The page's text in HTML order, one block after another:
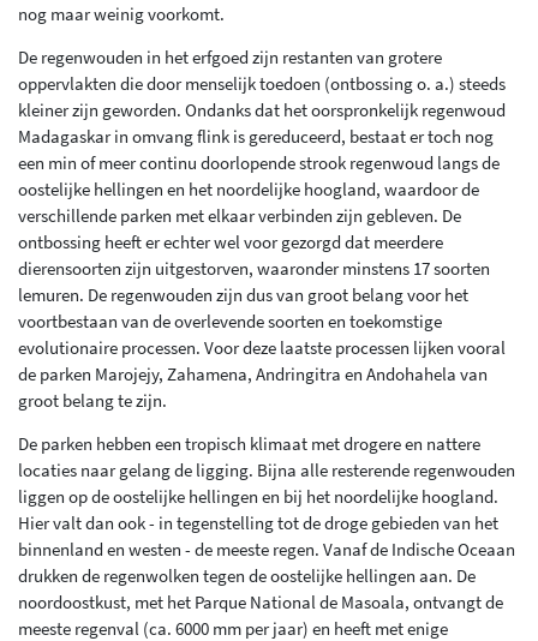
nog maar weinig voorkomt.
De regenwouden in het erfgoed zijn restanten van grotere
oppervlakten die door menselijk toedoen (ontbossing o. a.) steeds
kleiner zijn geworden. Ondanks dat het oorspronkelijk regenwoud
Madagaskar in omvang flink is gereduceerd, bestaat er toch nog
een min of meer continu doorlopende strook regenwoud langs de
oostelijke hellingen en het noordelijke hoogland, waardoor de
verschillende parken met elkaar verbinden zijn gebleven. De
ontbossing heeft er echter wel voor gezorgd dat meerdere
dierensoorten zijn uitgestorven, waaronder minstens 17 soorten
lemuren. De regenwouden zijn dus van groot belang voor het
voortbestaan van de overlevende soorten en toekomstige
evolutionaire processen. Voor deze laatste processen lijken vooral
de parken Marojejy, Zahamena, Andringitra en Andohahela van
groot belang te zijn.
De parken hebben een tropisch klimaat met drogere en nattere
locaties naar gelang de ligging. Bijna alle resterende regenwouden
liggen op de oostelijke hellingen en bij het noordelijke hoogland.
Hier valt dan ook - in tegenstelling tot de droge gebieden van het
binnenland en westen - de meeste regen. Vanaf de Indische Oceaan
drukken de regenwolken tegen de oostelijke hellingen aan. De
noordoostkust, met het Parque National de Masoala, ontvangt de
meeste regenval (ca. 6000 mm per jaar) en heeft met enige